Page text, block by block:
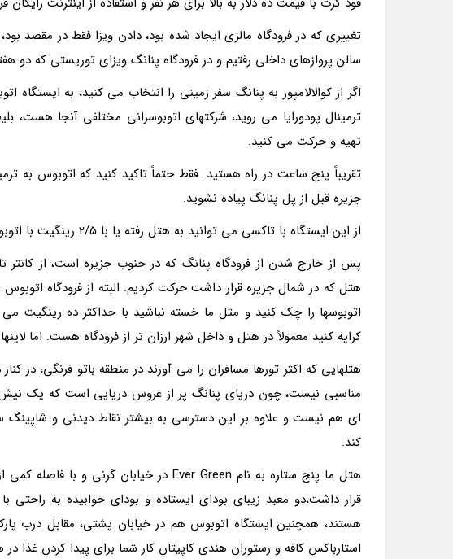
تغییرى که در فرودگاه مالزى ایجاد شده بود، دادن ویزا فقط در مقصد
سالن پروازهاى داخلى رفتیم و در فرودگاه پنانگ ویزاى توریستى که دو
اگر از کوالالامپور به پنانگ سفر زمینى را انتخاب مى کنید، به ایستگاه
تهیه و حرکت مى کنید.
جزیره قبل از پل پنانگ پیاده نشوید.
از این ایستگاه با تاکسى مى توانید به هتل رفته یا با 2/5 رینگیت با اتوبوس شماره 401 به منطقه جرج تاون بروید.
پس از خارج شدن از فرودگاه پنانگ که در جنوب جزیره است، از
هتل که در شمال جزیره قرار داشت حرکت کردیم. البته از فرودگاه
اتوبوسها را چک کنید و مثل ما خسته نباشید با حداکثر ده رینگیت
کرایه کنید معمولاً در هتل و داخل شهر ارزان تر از فرودگاه هست. اما
هتلهایى که اکثر تورها مسافران را مى آورند در منطقه باتو فرنگى، در
مناسبى نیست، چون دریاى پنانگ پر از عروس دریایى است که یک
اى هم نیست و علاوه بر این دسترسى به بیشتر نقاط دیدنى و
کند.
قرار داشت،دو معبد زیباى بوداى ایستاده و بوداى خوابیده به
استارباکس کافه و رستوران هندى کاپیتان کار شما براى پیدا کردن غذا